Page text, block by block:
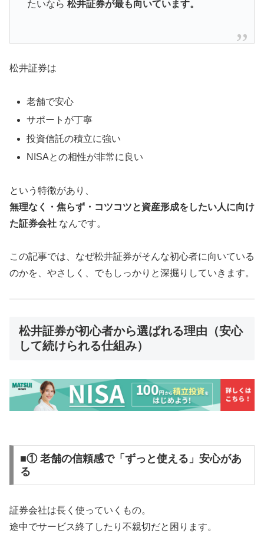
たいなら 松井証券が最も向いています。
松井証券は
老舗で安心
サポートが丁寧
投資信託の積立に強い
NISAとの相性が非常に良い
という特徴があり、
無理なく・焦らず・コツコツと資産形成をしたい人に向け
た証券会社 なんです。
この記事では、なぜ松井証券がそんな初心者に向いている
のかを、やさしく、でもしっかりと深掘りしていきます。
松井証券が初心者から選ばれる理由（安心
して続けられる仕組み）
■① 老舗の信頼感で「ずっと使える」安心があ
る
証券会社は長く使っていくもの。
途中でサービス終了したり不親切だと困ります。